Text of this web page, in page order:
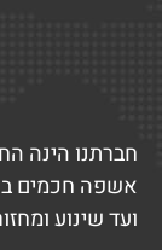
חברתנו הינה
אשפה חכמים
ועד שינוע